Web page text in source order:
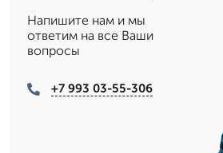
Напишите нам и мы
ответим на все Ваши
вопросы
+7 993 03-55-306